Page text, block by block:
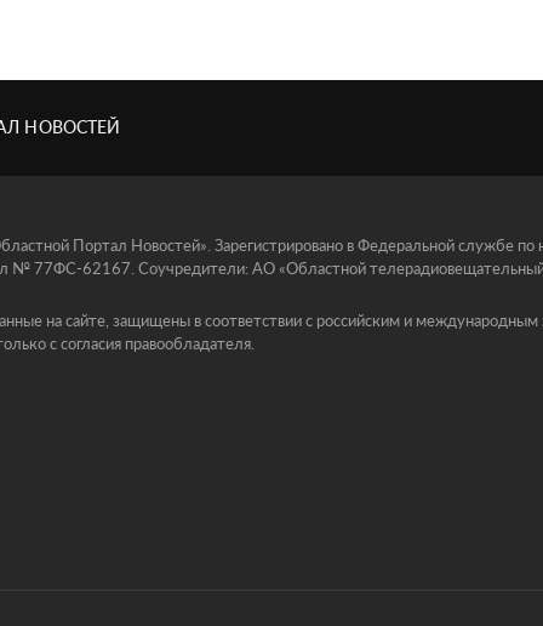
НОВОСТЕЙ
Портал Новостей». Зарегистрировано в Федеральной службе
№ 77ФС-62167. Соучредители: АО «Областной телерадиовещательный
на сайте, защищены в соответствии с российским и
с согласия правообладателя.